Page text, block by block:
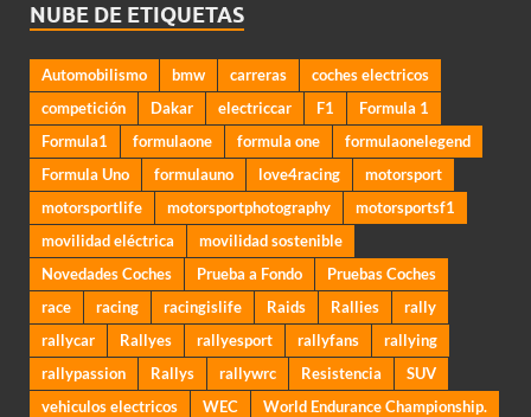
NUBE DE ETIQUETAS
Automobilismo bmw carreras
coches electricos
competición
Dakar electriccar F1
Formula 1
Formula1
formulaone formula one
formulaonelegend
Formula Uno
formulauno love4racing
motorsport
motorsportlife
motorsportphotography
motorsportsf1
movilidad eléctrica
movilidad sostenible
Novedades Coches
Prueba a Fondo
Pruebas Coches
race
racing racingislife Raids Rallies
rally
rallycar
Rallyes rallyesport rallyfans
rallying
rallypassion
Rallys rallywrc Resistencia
SUV
vehiculos electricos
WEC
World Endurance Championship.